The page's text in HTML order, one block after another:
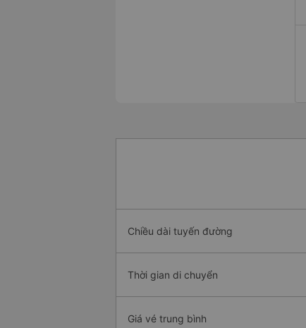
Chiều dài tuyến đường
Thời gian di chuyển
Giá vé trung bình